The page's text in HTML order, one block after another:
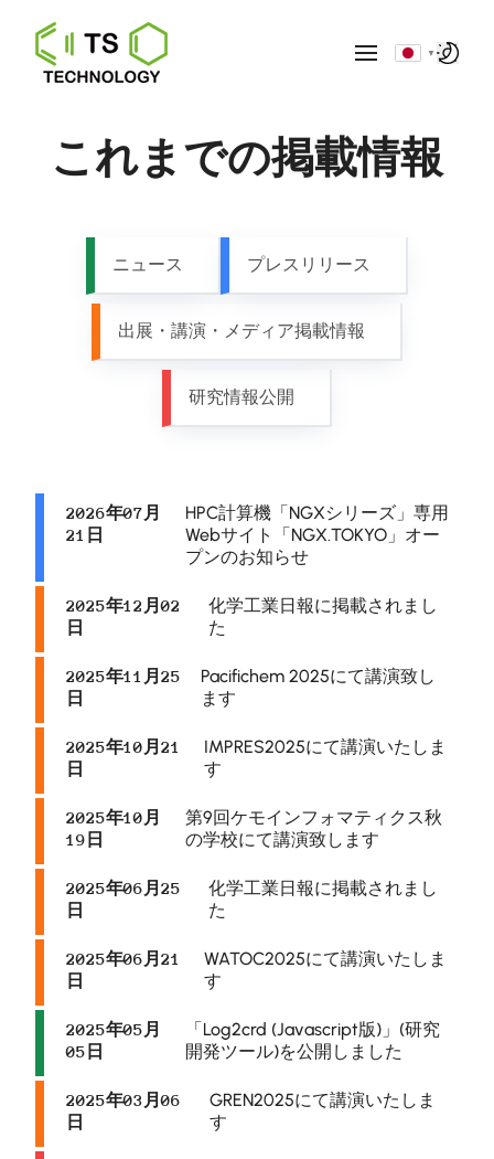
▼
これまでの掲載情報
ニュース プレスリリース
出展・講演・メディア掲載情報
研究情報公開
2026年07月
21日
HPC計算機「NGXシリーズ」専用
Webサイト「NGX.TOKYO」オー
プンのお知らせ
2025年12月02
日
化学工業日報に掲載されまし
た
2025年11月25
日
Pacifichem 2025にて講演致し
ます
2025年10月21
日
IMPRES2025にて講演いたしま
す
2025年10月
19日
第9回ケモインフォマティクス秋
の学校にて講演致します
2025年06月25
日
化学工業日報に掲載されまし
た
2025年06月21
日
WATOC2025にて講演いたしま
す
2025年05月
05日
「Log2crd (Javascript版)」(研究
開発ツール)を公開しました
2025年03月06
日
GREN2025にて講演いたしま
す